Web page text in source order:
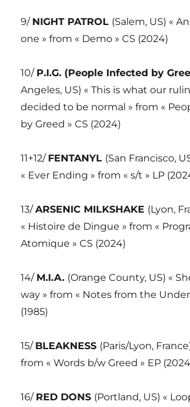
9/ NIGHT PATROL (Salem, US) «
one » from « Demo » CS (2024)
10/ P.I.G. (People Infected by
Angeles, US) « This is what our
decided to be normal » from «
by Greed » CS (2024)
11+12/ FENTANYL (San Francisco,
« Ever Ending » from « s/t » LP
13/ARSENIC MILKSHAKE (Lyon,
« Histoire de Dingue » from «
Atomique » CS (2024)
14/ M.I.A. (Orange County, US) «
way » from « Notes from the
(1985)
15/ BLEAKNESS (Paris/Lyon,
from « Words b/w Greed » EP
16/ RED DONS (Portland, US) «